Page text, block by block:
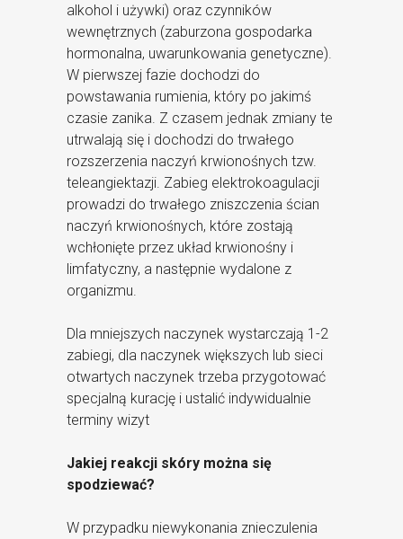
alkohol i używki) oraz czynników
wewnętrznych (zaburzona gospodarka
hormonalna, uwarunkowania genetyczne).
W pierwszej fazie dochodzi do
powstawania rumienia, który po jakimś
czasie zanika. Z czasem jednak zmiany te
utrwalają się i dochodzi do trwałego
rozszerzenia naczyń krwionośnych tzw.
teleangiektazji. Zabieg elektrokoagulacji
prowadzi do trwałego zniszczenia ścian
naczyń krwionośnych, które zostają
wchłonięte przez układ krwionośny i
limfatyczny, a następnie wydalone z
organizmu.
Dla mniejszych naczynek wystarczają 1-2
zabiegi, dla naczynek większych lub sieci
otwartych naczynek trzeba przygotować
specjalną kurację i ustalić indywidualnie
terminy wizyt
Jakiej reakcji skóry można się
spodziewać?
W przypadku niewykonania znieczulenia